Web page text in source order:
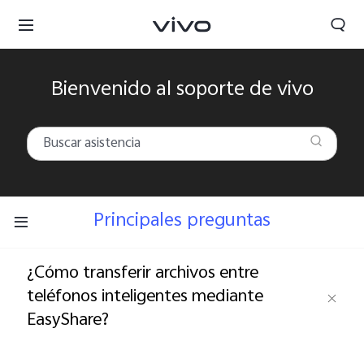
Bienvenido al soporte de vivo
Principales preguntas
¿Cómo transferir archivos entre
teléfonos inteligentes mediante
EasyShare?